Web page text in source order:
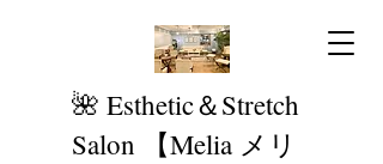
​🌺 Esthetic＆Stretch
Salon 【Melia メリ